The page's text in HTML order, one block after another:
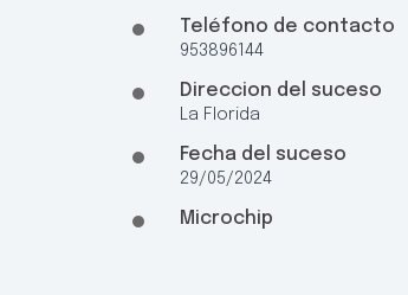
Teléfono de contacto
953896144
Direccion del suceso
La Florida
Fecha del suceso
29/05/2024
Microchip